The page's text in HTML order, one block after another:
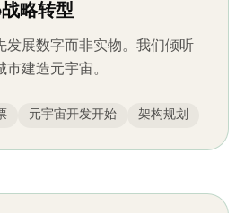
略转型
发展数字而非实物。我们倾听
建造元宇宙。
元宇宙开发开始 架构规划